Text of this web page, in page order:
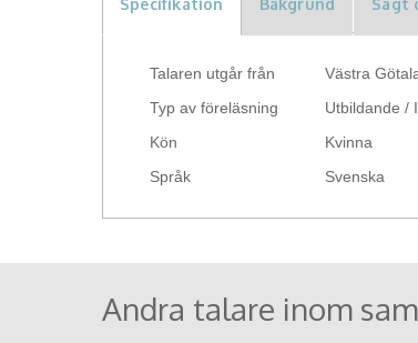
Specifikation Bakgrund Sagt
Talaren utgår från
Västra
Typ av föreläsning
Utbildande /
Kön
Kvinna
Språk
Svenska
Andra talare inom